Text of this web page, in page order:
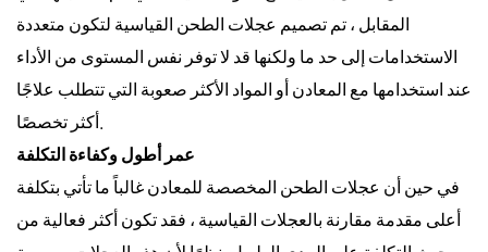
المقابل ، تم تصميم عجلات الطحن القياسية لتكون متعددة
الاستخدامات إلى حد ما ولكنها قد لا توفر نفس المستوى من الأداء
عند استخدامها مع المعادن أو المواد الأكثر صعوبة التي تتطلب علاجًا
عمر أطول وكفاءة التكلفة
في حين أن عجلات الطحن المخصصة للمعادن غالباً ما تأتي بتكلفة
أعلى مقدمة مقارنة بالعجلات القياسية ، فقد تكون أكثر فعالية من